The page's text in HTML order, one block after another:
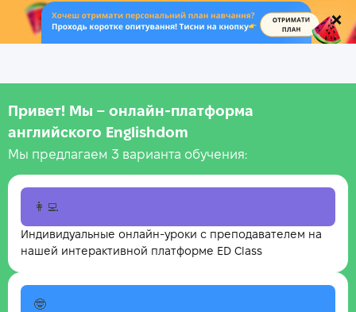
.
Привет! Мы – онлайн‑платформа
английского Englishdom
Мы предлагаем 3 варианта обучения:
👩‍💻
Индивидуальные онлайн-уроки с преподавателем на
нашей интерактивной платформе ED Class
🤓